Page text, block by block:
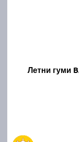
Летни гуми